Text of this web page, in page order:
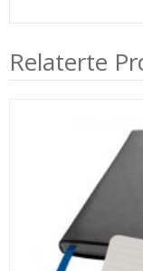
Relaterte